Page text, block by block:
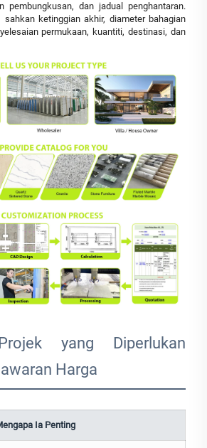
pembungkusan, dan jadual penghantaran.
sahkan ketinggian akhir, diameter bahagian
permukaan, kuantiti, destinasi, dan
yang Diperlukan
Harga
Ia Penting